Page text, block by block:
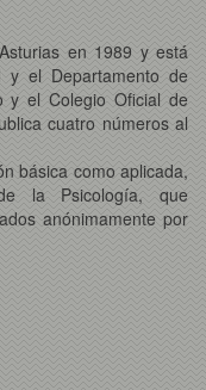
en 1989 y está
y el Departamento de
y el Colegio Oficial de
cuatro números al
básica como aplicada,
la Psicología, que
anónimamente por